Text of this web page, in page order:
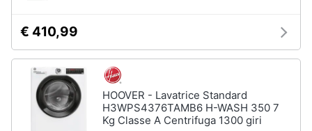
tutti
Elettrodomestici
professionali
€ 410,99
HOOVER - Lavatrice Standard
H3WPS4376TAMB6 H-WASH 350 7
Kg Classe A Centrifuga 1300 giri